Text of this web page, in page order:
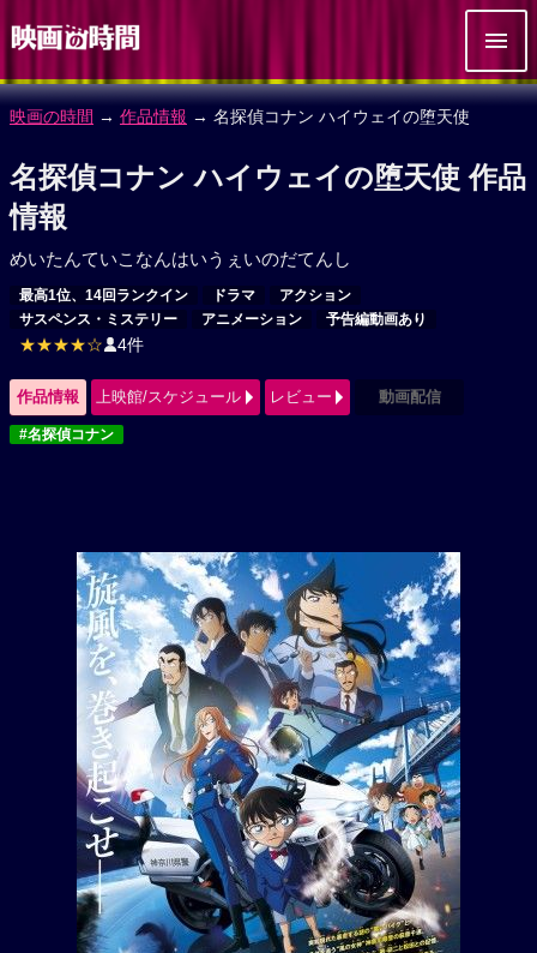
映画の時間 → 作品情報 → 名探偵コナン ハイウェイの堕天使
名探偵コナン ハイウェイの堕天使 作品
情報
めいたんていこなんはいうぇいのだてんし
最高1位、14回ランクイン ドラマ
アクション
サスペンス・ミステリー
アニメーション 予告編動画あり
★★★★☆ 4件
作品情報 上映館/スケジュール レビュー 動画配信
#名探偵コナン